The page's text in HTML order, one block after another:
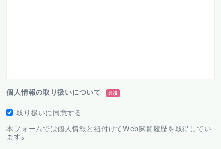
個人情報の取り扱いについて 必須
取り扱いに同意する
本フォームでは個人情報と紐付けてWeb閲覧履歴を取得してい
ます。